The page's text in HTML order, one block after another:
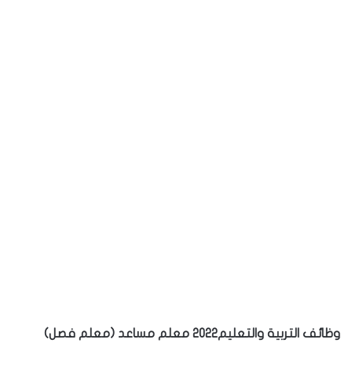
وظائف التربية والتعليم2022 معلم مساعد (معلم فصل)